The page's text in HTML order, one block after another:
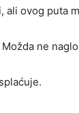
ali ovog puta
ne